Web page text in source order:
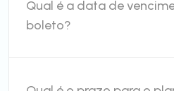
Qual é a data de
boleto?